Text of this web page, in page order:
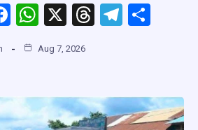
F
ce
o
W
at
A
X
T
d
T
a
Aug 7, 2026